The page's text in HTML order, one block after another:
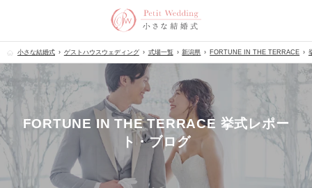
小さな結婚式 ゲストハウスウェディング 式場一覧 新潟県 FORTUNE IN THE TERRACE
FORTUNE IN THE TERRACE 挙式レポー
ト・ブログ